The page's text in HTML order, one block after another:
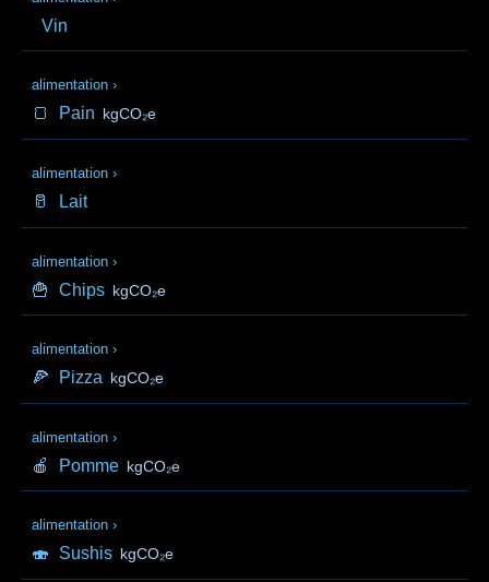
Vin
alimentation ›
🍞 Pain kgCO₂e
alimentation ›
🥛 Lait
alimentation ›
🍟 Chips kgCO₂e
alimentation ›
🍕 Pizza kgCO₂e
alimentation ›
🍎 Pomme kgCO₂e
alimentation ›
🍣 Sushis kgCO₂e